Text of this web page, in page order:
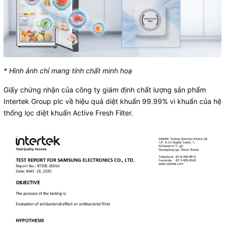
* Hình ảnh chỉ mang tính chất minh hoạ
Giấy chứng nhận của công ty giám định chất lượng sản phẩm
Intertek Group plc về hiệu quả diệt khuẩn 99.99% vi khuẩn của hệ
thống lọc diệt khuẩn Active Fresh Filter.